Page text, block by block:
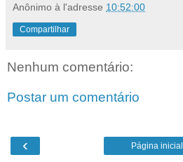
Anônimo à l'adresse 10:52:00
Compartilhar
Nenhum comentário:
Postar um comentário
‹ Página inicial